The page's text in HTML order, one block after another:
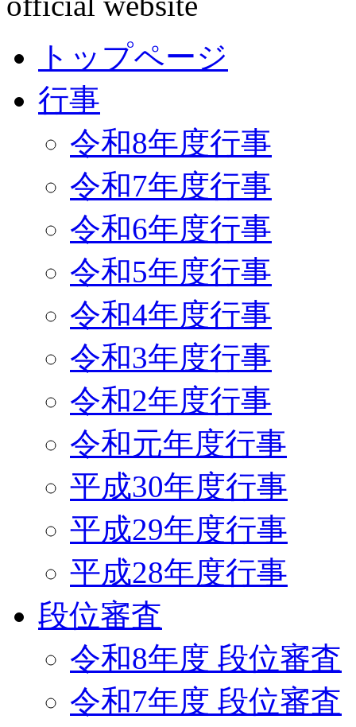
トップページ
行事
令和8年度行事
令和7年度行事
令和6年度行事
令和5年度行事
令和4年度行事
令和3年度行事
令和2年度行事
令和元年度行事
平成30年度行事
平成29年度行事
平成28年度行事
段位審査
令和8年度 段位審査
令和7年度 段位審査